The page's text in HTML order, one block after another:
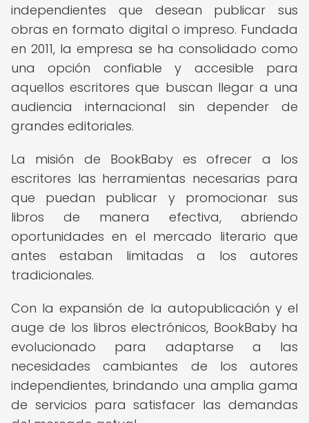
independientes que desean publicar sus
obras en formato digital o impreso. Fundada
en 2011, la empresa se ha consolidado como
una opción confiable y accesible para
aquellos escritores que buscan llegar a una
audiencia internacional sin depender de
grandes editoriales.
La misión de BookBaby es ofrecer a los
escritores las herramientas necesarias para
que puedan publicar y promocionar sus
libros de manera efectiva, abriendo
oportunidades en el mercado literario que
antes estaban limitadas a los autores
tradicionales.
Con la expansión de la autopublicación y el
auge de los libros electrónicos, BookBaby ha
evolucionado para adaptarse a las
necesidades cambiantes de los autores
independientes, brindando una amplia gama
de servicios para satisfacer las demandas